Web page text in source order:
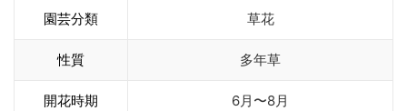
園芸分類 草花
性質 多年草
開花時期 6月〜8月